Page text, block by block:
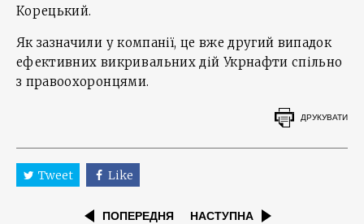
Корецький.
Як зазначили у компанії, це вже другий випадок
ефективних викривальних дій Укрнафти спільно
з правоохоронцями.
ДРУКУВАТИ
Tweet Like
ПОПЕРЕДНЯ НАСТУПНА